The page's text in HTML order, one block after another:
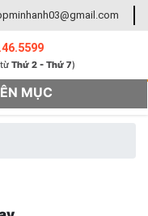
MỤC
từThứ 2 - Thứ 7)